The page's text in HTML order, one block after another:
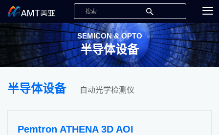
SEMICON & OPTO
半导体设备
半导体设备 自动光学检测仪
Pemtron ATHENA 3D AOI